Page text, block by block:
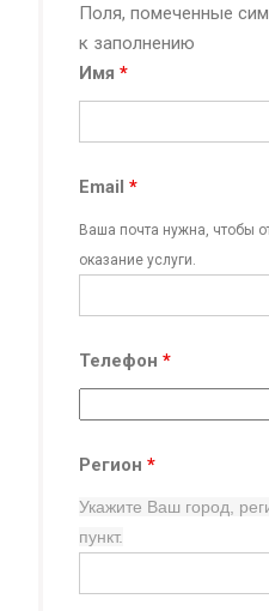
Поля, помеченные
к заполнению
Имя *
Email *
Ваша почта нужна, чтобы
оказание услуги.
Телефон *
Регион *
Укажите Ваш город,
пункт.